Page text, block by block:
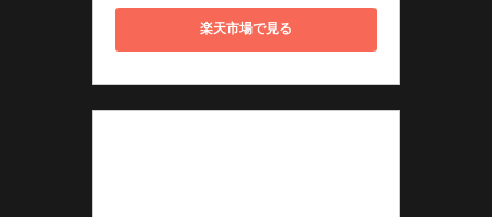
楽天市場で見る